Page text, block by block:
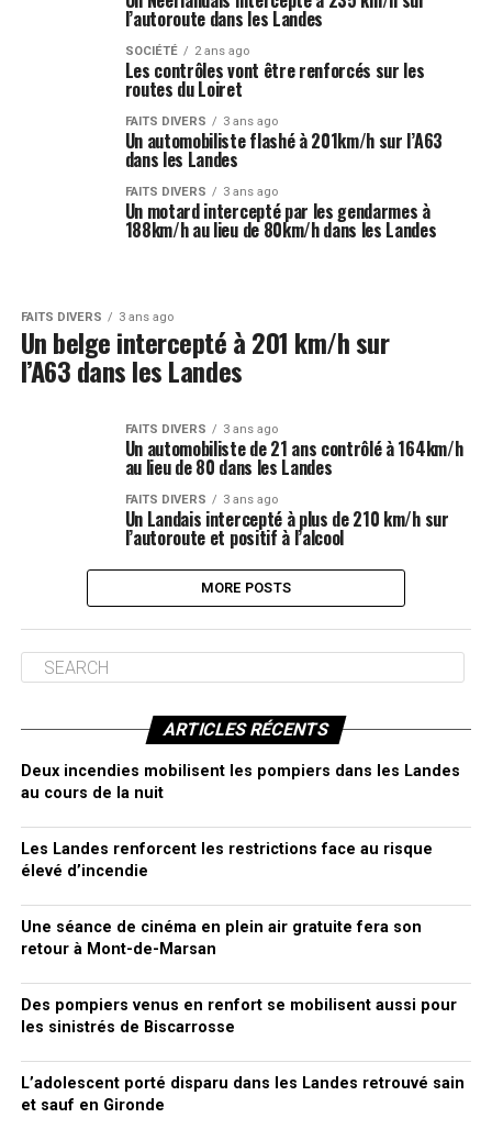
l’autoroute dans les Landes
SOCIÉTÉ 2 ans ago
Les contrôles vont être renforcés sur les
routes du Loiret
FAITS DIVERS 3 ans ago
Un automobiliste flashé à 201km/h sur l’A63
dans les Landes
FAITS DIVERS 3 ans ago
Un motard intercepté par les gendarmes à
188km/h au lieu de 80km/h dans les Landes
FAITS DIVERS 3 ans ago
Un belge intercepté à 201 km/h sur
l’A63 dans les Landes
FAITS DIVERS 3 ans ago
Un automobiliste de 21 ans contrôlé à 164km/h
au lieu de 80 dans les Landes
FAITS DIVERS 3 ans ago
Un Landais intercepté à plus de 210 km/h sur
l’autoroute et positif à l’alcool
MORE POSTS
ARTICLES RÉCENTS
Deux incendies mobilisent les pompiers dans les Landes
au cours de la nuit
Les Landes renforcent les restrictions face au risque
élevé d’incendie
Une séance de cinéma en plein air gratuite fera son
retour à Mont-de-Marsan
Des pompiers venus en renfort se mobilisent aussi pour
les sinistrés de Biscarrosse
L’adolescent porté disparu dans les Landes retrouvé sain
et sauf en Gironde